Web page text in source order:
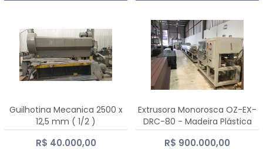
Guilhotina Mecanica 2500 x
12,5 mm ( 1/2 )
R$ 40.000,00
Extrusora Monorosca OZ-EX-
DRC-80 - Madeira Plástica
R$ 900.000,00